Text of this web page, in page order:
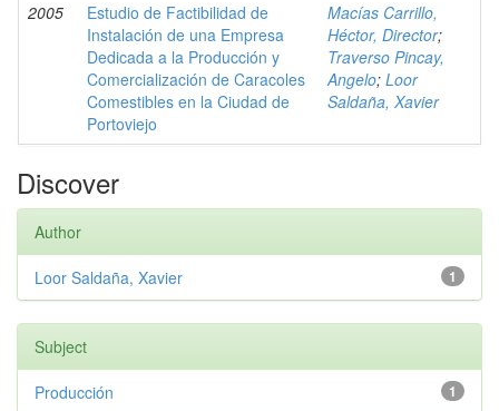
2005
Estudio de Factibilidad de
Instalación de una Empresa
Dedicada a la Producción y
Comercialización de Caracoles
Comestibles en la Ciudad de
Portoviejo
Macías Carrillo,
Héctor, Director;
Traverso Pincay,
Angelo; Loor
Saldaña, Xavier
Discover
Author
1
Loor Saldaña, Xavier
Subject
1
Producción